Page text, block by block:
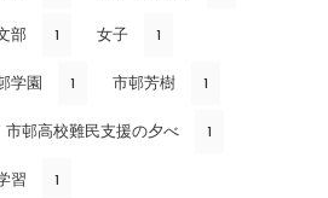
部 1 女子 1
学園 1 市邨芳樹 1
市邨高校難民支援の夕べ 1
習 1